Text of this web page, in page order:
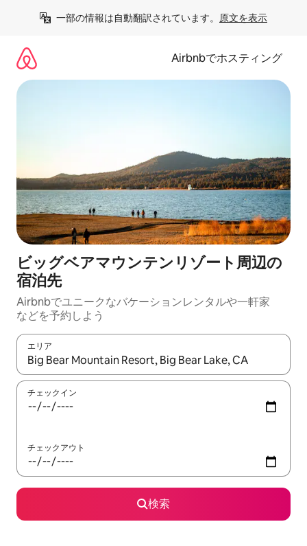
一部の情報は自動翻訳されています。 原文を表示
Airbnbでホスティング
ビッグベアマウンテンリゾート⁠周⁠辺⁠の
宿⁠泊⁠先
Airbnbでユニークなバ⁠ケ⁠ー⁠シ⁠ョ⁠ンレ⁠ン⁠タ⁠ルや一⁠軒⁠家
な⁠ど⁠を予⁠約⁠し⁠よ⁠う
エリア
検索結果が表示されたら、上下の矢印キーを使って移動するか
チェックイン
チェックアウト
検索